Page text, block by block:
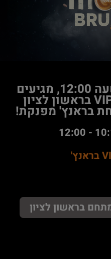
כל יום שבת עד השעה 12:00, מגיעים
לסרט במתחמי ה-VIP בראשון לציון
בראנץ' מפנקת!
בראשון לציון